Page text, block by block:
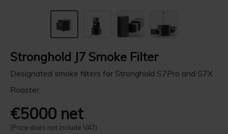
Stronghold J7 Smoke Filter
Designated smoke filters for Stronghold S7Pro and S7X
Roaster.
€5000 net
(Price does not include VAT)